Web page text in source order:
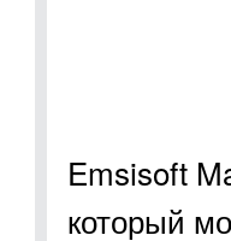
Emsisoft
который